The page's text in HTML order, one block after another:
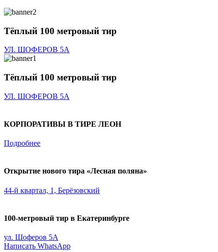
Тёплый 100 метровый тир
УЛ. ШОФЕРОВ 5А
Тёплый 100 метровый тир
УЛ. ШОФЕРОВ 5А
КОРПОРАТИВЫ В ТИРЕ ЛЕОН
Подробнее
Открытие нового тира «Лесная поляна»
44-й квартал, 1, Берёзовский
100-метровый тир в Екатеринбурге
ул. Шоферов 5А
Написать WhatsApp